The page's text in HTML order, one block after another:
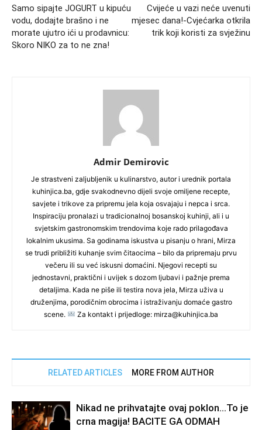
Samo sipajte JOGURT u kipuću
vodu, dodajte brašno i ne
morate ujutro ići u prodavnicu:
Skoro NIKO za to ne zna!
Cvijeće u vazi neće uvenuti
mjesec dana!-Cvjećarka otkrila
trik koji koristi za svježinu
Admir Demirovic
Je strastveni zaljubljenik u kulinarstvo, autor i urednik portala
kuhinjica.ba, gdje svakodnevno dijeli svoje omiljene recepte,
savjete i trikove za pripremu jela koja osvajaju i nepca i srca.
Inspiraciju pronalazi u tradicionalnoj bosanskoj kuhinji, ali i u
svjetskim gastronomskim trendovima koje rado prilagođava
lokalnim ukusima. Sa godinama iskustva u pisanju o hrani, Mirza
se trudi približiti kuhanje svim čitaocima – bilo da pripremaju prvu
večeru ili su već iskusni domaćini. Njegovi recepti su
jednostavni, praktični i uvijek s dozom ljubavi i pažnje prema
detaljima. Kada ne piše ili testira nova jela, Mirza uživa u
druženjima, porodičnim obrocima i istraživanju domaće gastro
scene.
Za kontakt i prijedloge: mirza@kuhinjica.ba
RELATED ARTICLES MORE FROM AUTHOR
Nikad ne prihvatajte ovaj poklon…To je
crna magija! BACITE GA ODMAH